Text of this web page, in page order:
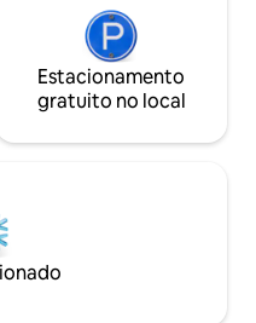
como
uma
vezes
Estacionamento
gratuito no local